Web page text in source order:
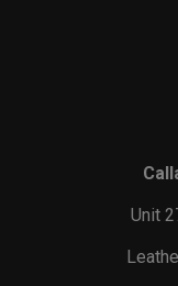
Unit